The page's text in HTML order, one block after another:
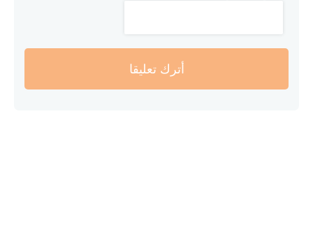
أترك تعليقا